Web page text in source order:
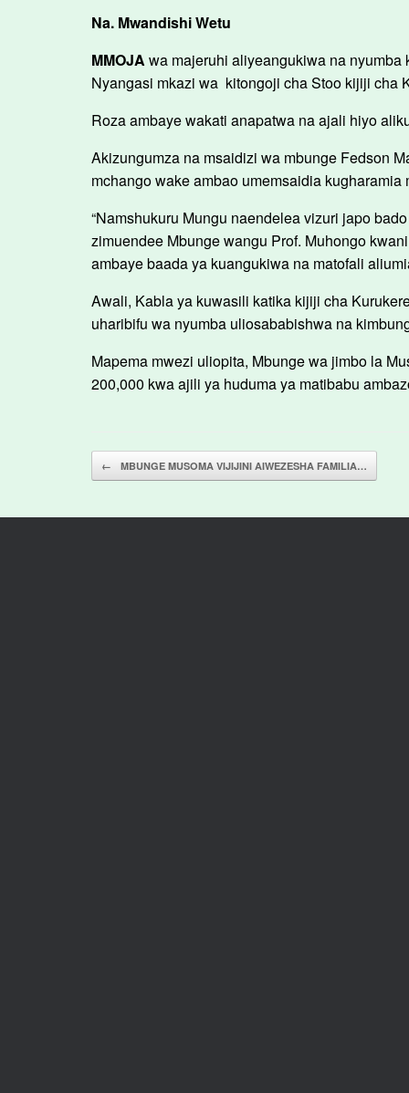
Na. Mwandishi Wetu
MMOJA wa majeruhi aliyeangukiwa na
Nyangasi mkazi wa kitongoji cha Stoo kijiji cha
Roza ambaye wakati anapatwa na ajali hiyo
Akizungumza na msaidizi wa mbunge Fedson
mchango wake ambao umemsaidia
“Namshukuru Mungu naendelea vizuri japo
zimuendee Mbunge wangu Prof. Muhongo
ambaye baada ya kuangukiwa na matofali
Awali, Kabla ya kuwasili katika kijiji cha
uharibifu wa nyumba uliosababishwa na
Mapema mwezi uliopita, Mbunge wa jimbo la
200,000 kwa ajili ya huduma ya matibabu
Post navigation
← MBUNGE MUSOMA VIJIJINI AIWEZESHA FAMILIA…